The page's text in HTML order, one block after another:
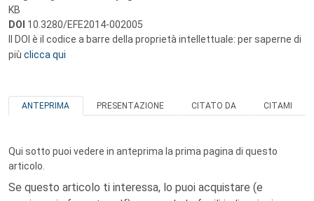
KB
DOI 10.3280/EFE2014-002005
Il DOI è il codice a barre della proprietà intellettuale: per saperne di
più clicca qui
ANTEPRIMA PRESENTAZIONE CITATO DA CITAMI
Qui sotto puoi vedere in anteprima la prima pagina di questo
articolo.
Se questo articolo ti interessa, lo puoi acquistare (e